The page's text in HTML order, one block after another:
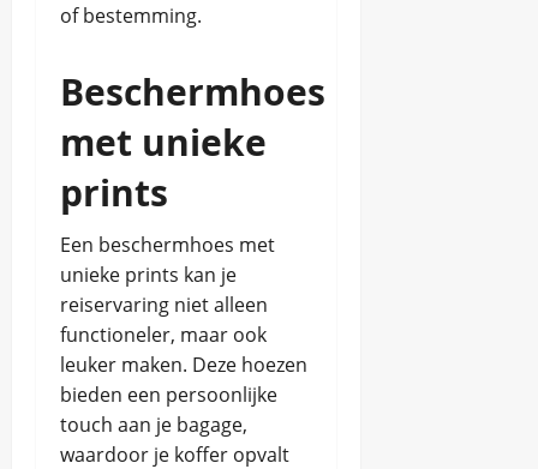
of bestemming.
Beschermhoes
met unieke
prints
Een beschermhoes met
unieke prints kan je
reiservaring niet alleen
functioneler, maar ook
leuker maken. Deze hoezen
bieden een persoonlijke
touch aan je bagage,
waardoor je koffer opvalt